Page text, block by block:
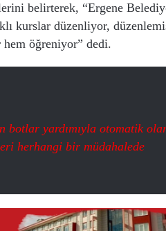
belirterek, “Ergene
kurslar düzenliyor,
hem öğreniyor” dedi.
botlar yardımıyla otomatik
herhangi bir müdahalede